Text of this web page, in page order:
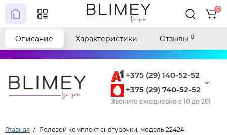
+375 (29) 140-52-52
+375 (29) 740-52-52
Звоните ежедневно с 10 до 20!
0
Главная Ролевой комплект снегурочки, модель 22424
Описание Характеристики Отзывы 0